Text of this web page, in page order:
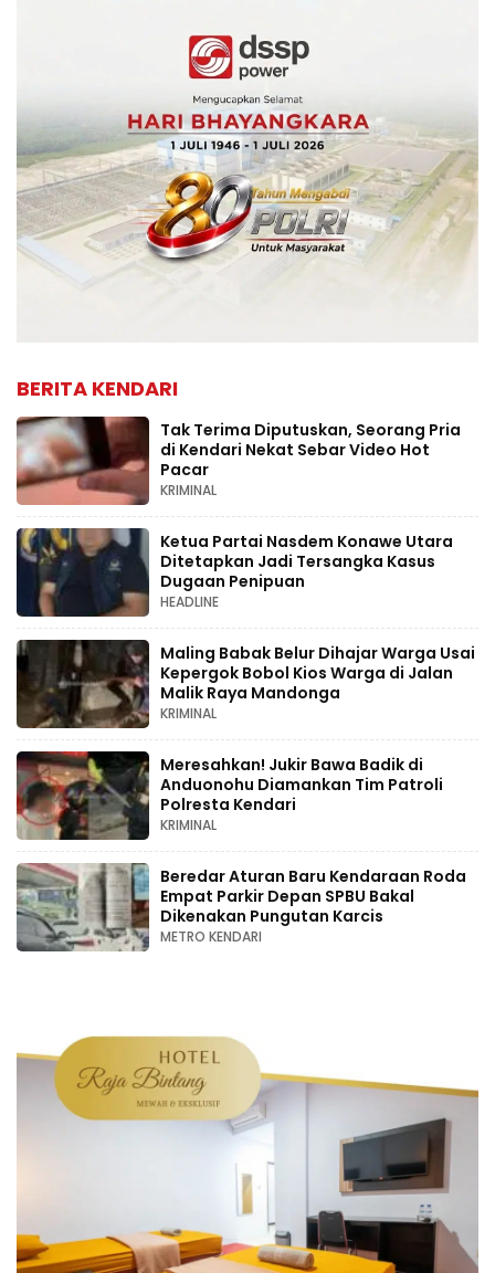
BERITA KENDARI
Tak Terima Diputuskan, Seorang Pria
di Kendari Nekat Sebar Video Hot
Pacar
KRIMINAL
Ketua Partai Nasdem Konawe Utara
Ditetapkan Jadi Tersangka Kasus
Dugaan Penipuan
HEADLINE
Maling Babak Belur Dihajar Warga Usai
Kepergok Bobol Kios Warga di Jalan
Malik Raya Mandonga
KRIMINAL
Meresahkan! Jukir Bawa Badik di
Anduonohu Diamankan Tim Patroli
Polresta Kendari
KRIMINAL
Beredar Aturan Baru Kendaraan Roda
Empat Parkir Depan SPBU Bakal
Dikenakan Pungutan Karcis
METRO KENDARI